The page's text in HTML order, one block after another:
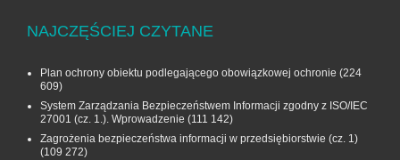
NAJCZĘŚCIEJ CZYTANE
Plan ochrony obiektu podlegającego obowiązkowej ochronie (224
609)
System Zarządzania Bezpieczeństwem Informacji zgodny z ISO/IEC
27001 (cz. 1.). Wprowadzenie (111 142)
Zagrożenia bezpieczeństwa informacji w przedsiębiorstwie (cz. 1)
(109 272)